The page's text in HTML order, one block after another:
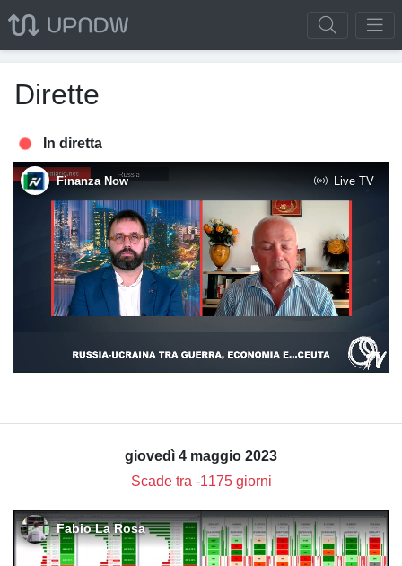
Dirette
In diretta
Finanza Now Live TV
giovedì 4 maggio 2023
Scade tra -1175 giorni
Fabio La Rosa